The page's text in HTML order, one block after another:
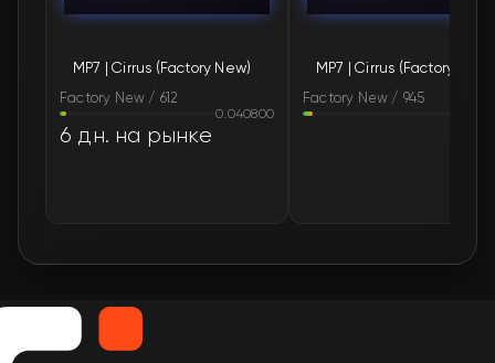
FN $18.86🛒
FN $18.87🛒
FN
FN
MP7 | Cirrus (Factory New)
Factory New / 612
0.040800
6 дн. на рынке
MP7 | Cirrus (Factory New)
Factory New / 945